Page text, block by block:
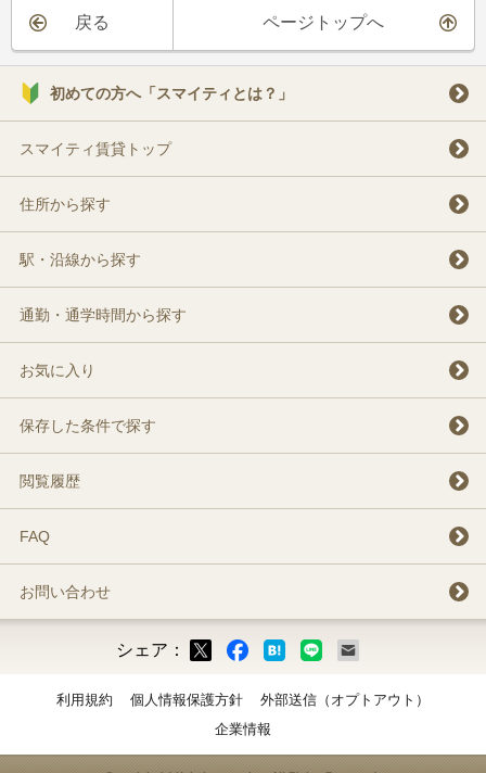
戻る ページトップへ
初めての方へ「スマイティとは？」
スマイティ賃貸トップ
住所から探す
駅・沿線から探す
通勤・通学時間から探す
お気に入り
保存した条件で探す
閲覧履歴
FAQ
お問い合わせ
シェア：
利用規約 個人情報保護方針
外部送信（オプトアウト）
企業情報